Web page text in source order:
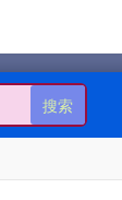
搜索